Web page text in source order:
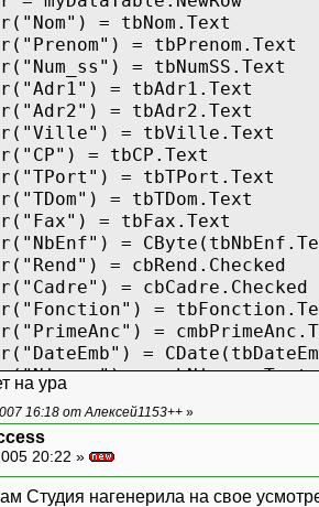
tbNom.Text
= tbPrenom.Text
= tbNumSS.Text
= tbAdr1.Text
= tbAdr2.Text
= tbVille.Text
tbCP.Text
= tbTPort.Text
= tbTDom.Text
tbFax.Text
=
cbRend.Checked
cbCadre.Checked
=
=
=
= cmbNiveau.Text
CByte(tbEch.Text)
CInt(tbCoef.Text)
CSng(tbRMH.Text)
= CDate("01/01/" &
на ура
16:18 от Алексей1153++ »
20:22 »
Студия нагенерила на свое